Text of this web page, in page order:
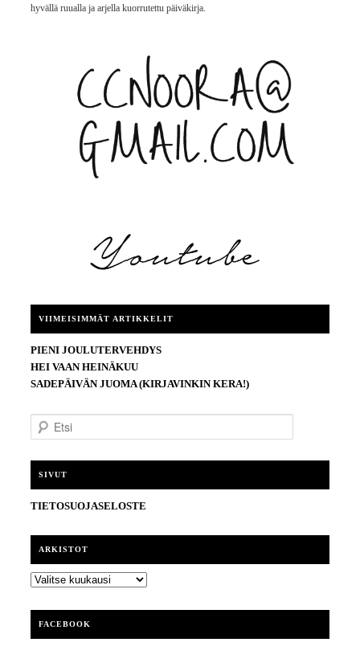
hyvällä ruualla ja arjella kuorrutettu päiväkirja.
VIIMEISIMMÄT ARTIKKELIT
PIENI JOULUTERVEHDYS
HEI VAAN HEINÄKUU
SADEPÄIVÄN JUOMA (KIRJAVINKIN KERA!)
SIVUT
TIETOSUOJASELOSTE
ARKISTOT
ARKISTOT
FACEBOOK